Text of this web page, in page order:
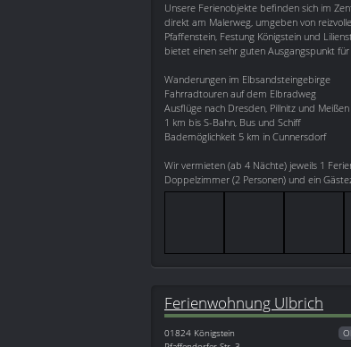
Unsere Ferienobjekte befinden sich im
direkt am Malerweg, umgeben von
Pfaffenstein, Festung Königstein und
bietet einen sehr guten Ausgangspunkt für
Wanderungen im Elbsandsteingebirge
Fahrradtouren auf dem Elbradweg
Ausflüge nach Dresden, Pillnitz und Meißen
1 km bis S-Bahn, Bus und Schiff
Bademöglichkeit 5 km in Cunnersdorf
Wir vermieten (ab 4 Nächte) jeweils 1
Doppelzimmer (2 Personen) und ein
Ferienwohnung Ulbrich
01824 Königstein